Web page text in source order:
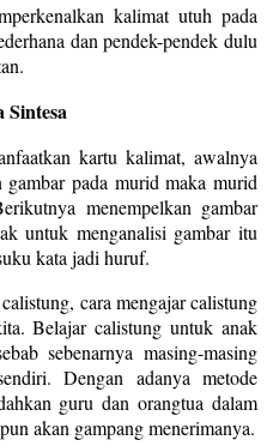
kalimat utuh pada
dan pendek-pendek dulu
kartu kalimat, awalnya
pada murid maka murid
menempelkan gambar
untuk menganalisi gambar itu
kata jadi huruf.
cara mengajar calistung
Belajar calistung untuk anak
sebenarnya masing-masing
Dengan adanya metode
guru dan orangtua dalam
akan gampang menerimanya.